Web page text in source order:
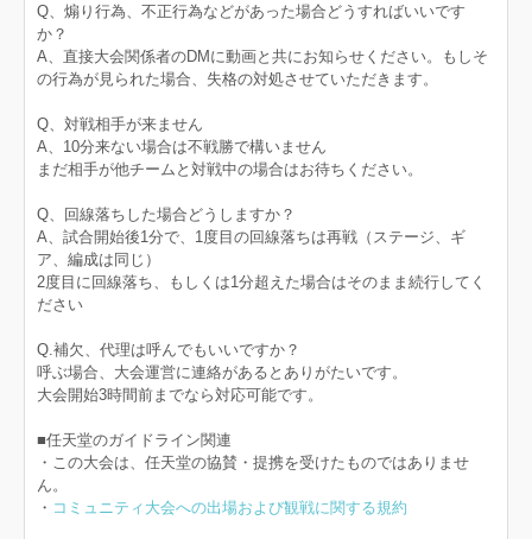
Q、煽り行為、不正行為などがあった場合どうすればいいです
か？
A、直接大会関係者のDMに動画と共にお知らせください。もしそ
の行為が見られた場合、失格の対処させていただきます。
Q、対戦相手が来ません
A、10分来ない場合は不戦勝で構いません
まだ相手が他チームと対戦中の場合はお待ちください。
Q、回線落ちした場合どうしますか？
A、試合開始後1分で、1度目の回線落ちは再戦（ステージ、ギ
ア、編成は同じ）
2度目に回線落ち、もしくは1分超えた場合はそのまま続行してく
ださい
Q.補欠、代理は呼んでもいいですか？
呼ぶ場合、大会運営に連絡があるとありがたいです。
大会開始3時間前までなら対応可能です。
■任天堂のガイドライン関連
・この大会は、任天堂の協賛・提携を受けたものではありませ
ん。
・ コミュニティ大会への出場および観戦に関する規約